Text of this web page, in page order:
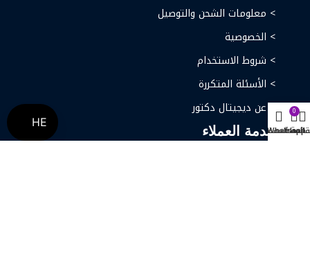
> معلومات الشحن والتوصيل
> الخصوصية
> شروط الاستخدام
> الأسئلة المتكررة
> عن ديجيتال دكتور
خدمة العملاء
0
السلة
Whatsapp
المفضلة
HE